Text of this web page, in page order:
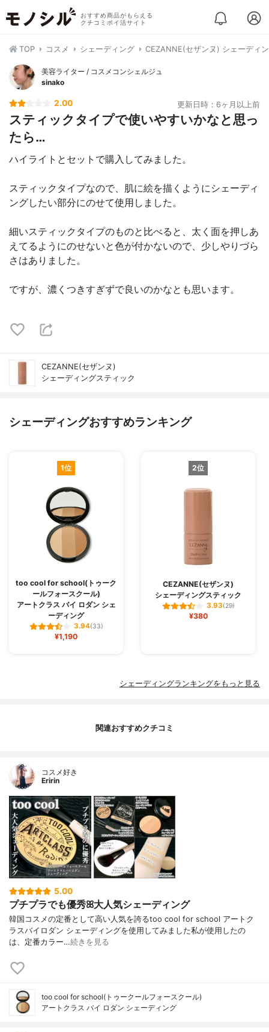
おすすめ商品がもらえる
クチコミポイ活サイト
TOP コスメ シェーディング CEZANNE(セザンヌ) シェーディ
美容ライター / コスメコンシェルジュ
sinako
2.00 更新日時：6ヶ月以上前
スティックタイプで使いやすいかなと思っ
たら…
ハイライトとセットで購入してみました。
スティックタイプなので、肌に絵を描くようにシェーディ
ングしたい部分にのせて使用しました。
細いスティックタイプのものと比べると、太く面を押しあ
えてるようにのせないと色が付かないので、少しやりづら
さはありました。
ですが、濃くつきすぎずで良いのかなとも思います。
CEZANNE(セザンヌ)
シェーディングスティック
シェーディングおすすめランキング
1位
too cool for school(トゥーク
ールフォースクール)
アートクラス バイ ロダン シェ
ーディング
3.94(33)
¥1,190
2位
CEZANNE(セザンヌ)
シェーディングスティック
3.93(29)
¥380
シェーディングランキングをもっと見る
関連おすすめクチコミ
コスメ好き
Eririn
5.00
プチプラでも優秀ꕤ大人気シェーディング
韓国コスメの定番として高い人気を誇るtoo cool for school アートク
ラスバイロダン シェーディングを使用してみました私が使用したの
は、定番カラー…続きを見る
too cool for school(トゥークールフォースクール)
アートクラス バイ ロダン シェーディング